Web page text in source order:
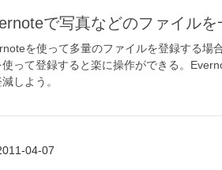
で写真などのファイル
を使って多量のファイルを登録する場
使って登録すると楽に操作ができる。
しよう。
04-07